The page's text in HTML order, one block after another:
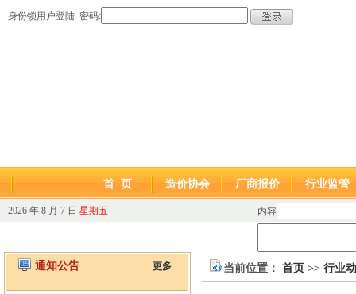
身份锁用户登陆 密码:
首 页 造价协会 厂商报价 行业监管
2026 年 8 月 7 日 星期五 内容
通知公告 更多 当前位置： 首页 >> 行业